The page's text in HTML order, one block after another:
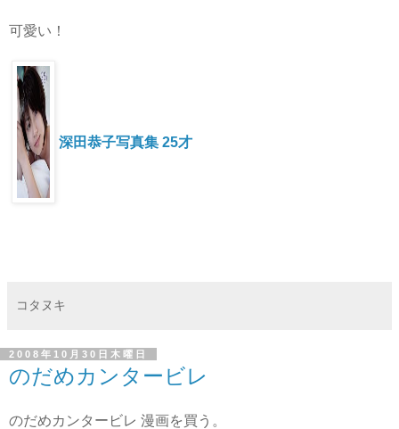
可愛い！
深田恭子写真集 25才
コタヌキ
2008年10月30日木曜日
のだめカンタービレ
のだめカンタービレ 漫画を買う。